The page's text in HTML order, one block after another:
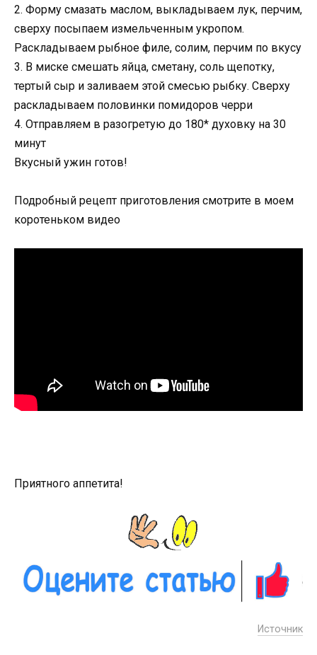
2. Форму смазать маслом, выкладываем лук, перчим,
сверху посыпаем измельченным укропом.
Раскладываем рыбное филе, солим, перчим по вкусу
3. В миске смешать яйца, сметану, соль щепотку,
тертый сыр и заливаем этой смесью рыбку. Сверху
раскладываем половинки помидоров черри
4. Отправляем в разогретую до 180* духовку на 30
минут
Вкусный ужин готов!
Подробный рецепт приготовления смотрите в моем
коротеньком видео
Приятного аппетита!
Источник